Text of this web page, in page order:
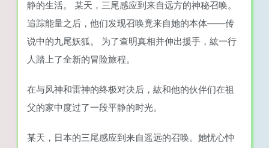
静的生活。 某天，三尾感应到来自远方的神秘召唤。
追踪能量之后，他们发现召唤竟来自她的本体——传
说中的九尾妖狐。 为了查明真相并伸出援手，紘一行
人踏上了全新的冒险旅程。
在与风神和雷神的终极对决后，紘和他的伙伴们在祖
父的家中度过了一段平静的时光。
某天，日本的三尾感应到来自遥远的召唤。她忧心忡